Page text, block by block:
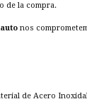
de la compra.
nos
de Acero